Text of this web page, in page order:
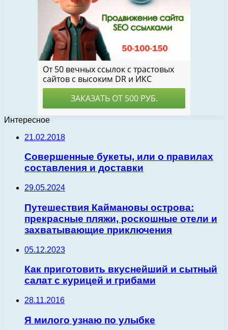
Интересное
21.02.2018
Совершенные букеты, или о правилах
составления и доставки
29.05.2024
Путешествия Каймановы острова:
прекрасные пляжи, роскошные отели и
захватывающие приключения
05.12.2023
Как приготовить вкуснейший и сытный
салат с курицей и грибами
28.11.2016
Я милого узнаю по улыбке